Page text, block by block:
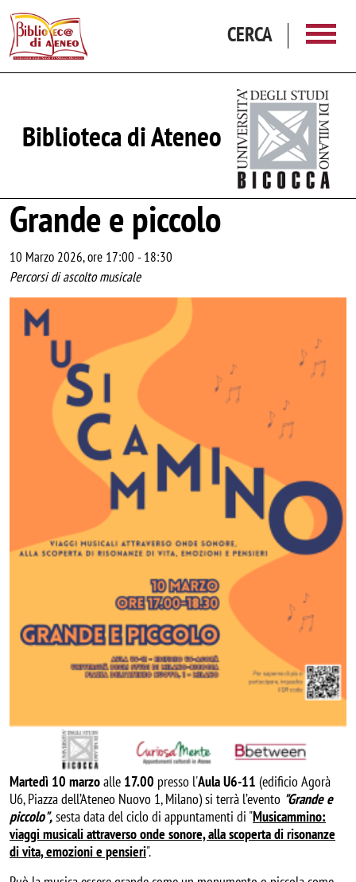
CERCA
Biblioteca di Ateneo
Grande e piccolo
10 Marzo 2026, ore 17:00 -18:30
Percorsi di ascolto musicale
Image
Martedì 10 marzoalle 17.00 presso l'Aula U6-11 (edificio Agorà
U6, Piazza dell’Ateneo Nuovo 1, Milano) si terrà l’evento "Grande e
piccolo",sesta data del ciclo di appuntamenti di "Musicammino:
viaggi musicali attraverso onde sonore, alla scoperta di risonanze
di vita, emozioni e pensieri".